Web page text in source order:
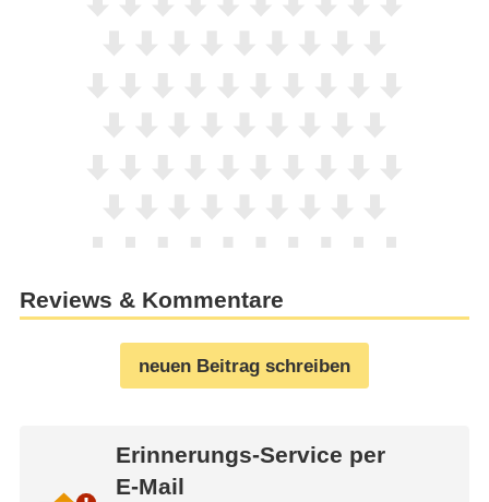
Reviews & Kommentare
neuen Beitrag schreiben
Erinnerungs-Service per
E-Mail